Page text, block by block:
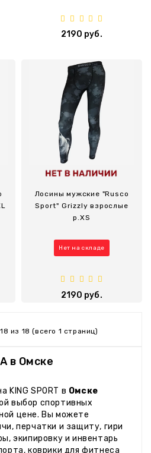
2190 руб.
Лосины мужские "Rusco
Sport" Grizzly взрослые
р.XS
Нет на складе
2190 руб.
из 18 (всего 1 страниц)
в Омске
KING SPORT в Омске
выбор спортивных
цене. Вы можете
перчатки и защиту, гири
экипировку и инвентарь
коврики для фитнеса